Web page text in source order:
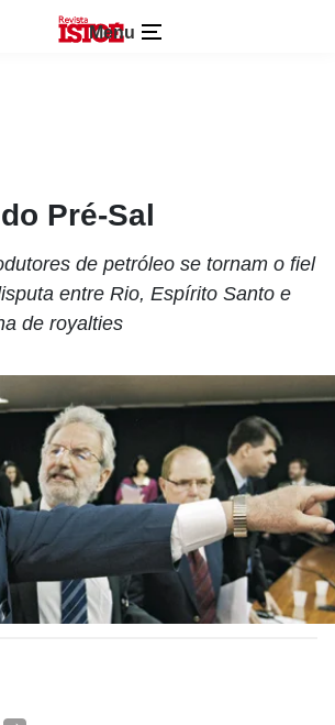
Menu
Pré-Sal
de petróleo se tornam o fiel
entre Rio, Espírito Santo e
de royalties